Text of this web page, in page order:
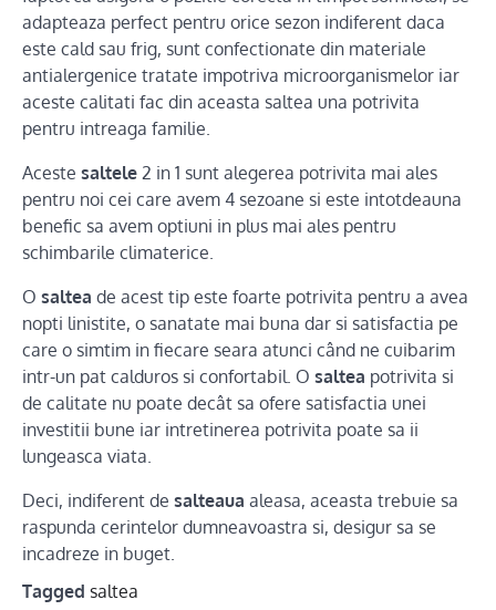
adapteaza perfect pentru orice sezon indiferent daca
este cald sau frig, sunt confectionate din materiale
antialergenice tratate impotriva microorganismelor iar
aceste calitati fac din aceasta saltea una potrivita
pentru intreaga familie.
Aceste saltele 2 in 1 sunt alegerea potrivita mai ales
pentru noi cei care avem 4 sezoane si este intotdeauna
benefic sa avem optiuni in plus mai ales pentru
schimbarile climaterice.
O saltea de acest tip este foarte potrivita pentru a avea
nopti linistite, o sanatate mai buna dar si satisfactia pe
care o simtim in fiecare seara atunci când ne cuibarim
intr-un pat calduros si confortabil. O saltea potrivita si
de calitate nu poate decât sa ofere satisfactia unei
investitii bune iar intretinerea potrivita poate sa ii
lungeasca viata.
Deci, indiferent de salteaua aleasa, aceasta trebuie sa
raspunda cerintelor dumneavoastra si, desigur sa se
incadreze in buget.
Tagged saltea